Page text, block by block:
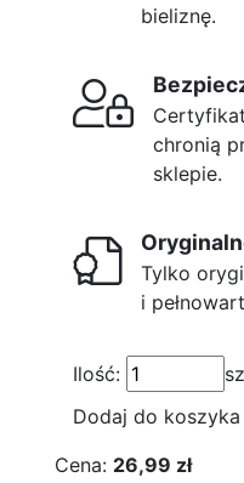
bieliznę.
chronią
sklepie.
Tylko
i
Ilość:
Dodaj do koszyka
Cena: 26,99 zł